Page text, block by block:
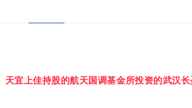
天宜上佳持股的航天国调基金所投资的武汉